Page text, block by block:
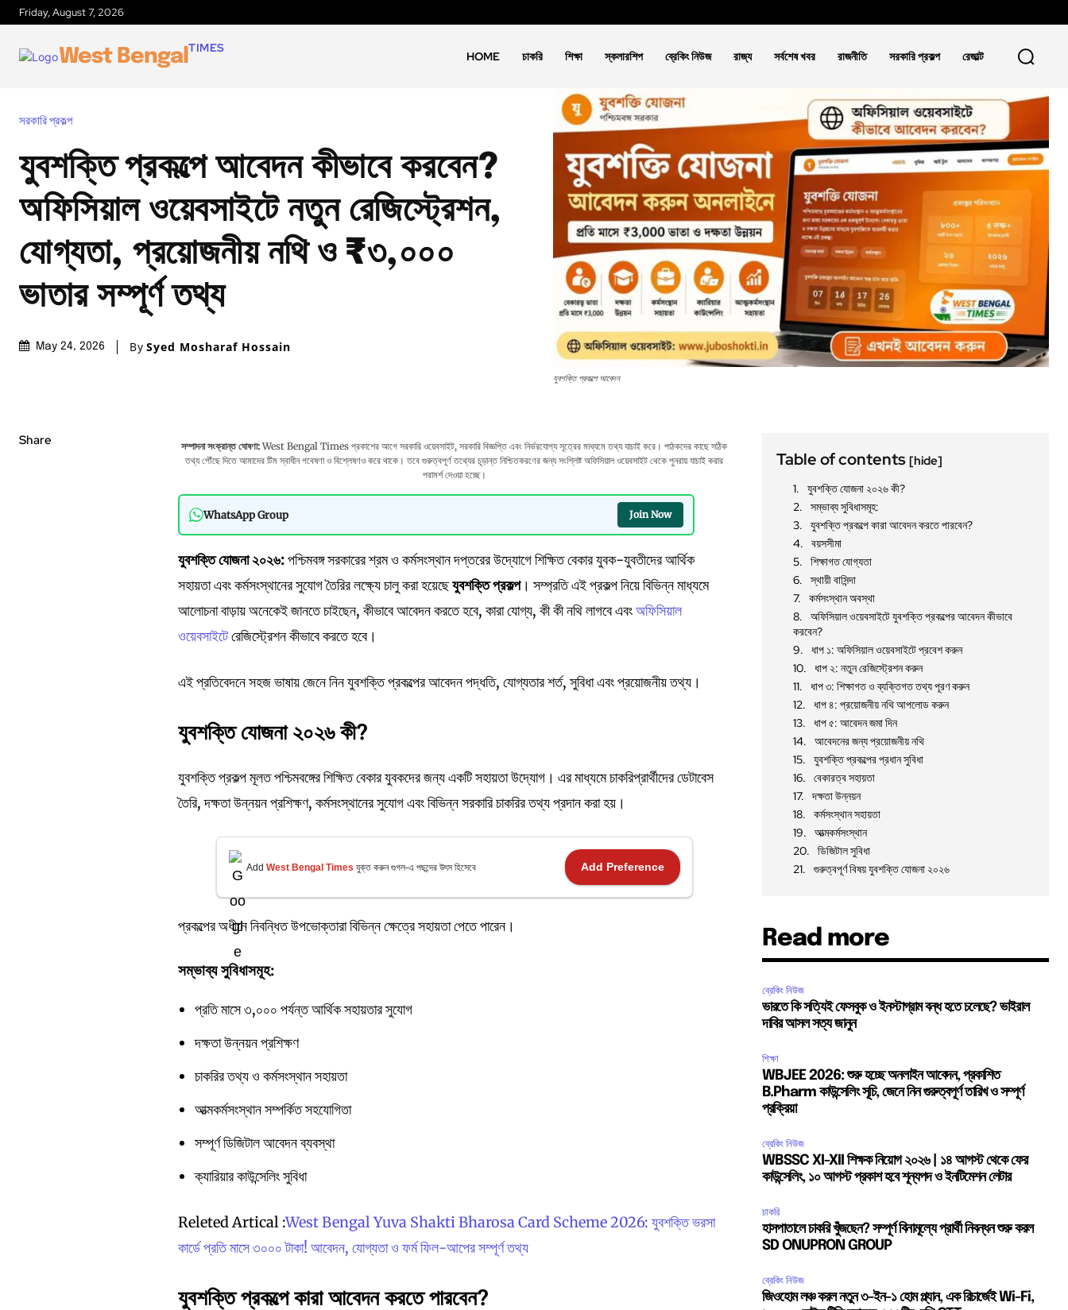
Friday, August 7, 2026
West Bengal TIMES
HOME চাকরি শিক্ষা স্কলারশিপ ব্রেকিং নিউজ রাজ্য সর্বশেষ খবর রাজনীতি সরকারি প্রকল্প রেজাল্ট
সরকারি প্রকল্প
যুবশক্তি প্রকল্পে আবেদন কীভাবে করবেন?
অফিসিয়াল ওয়েবসাইটে নতুন রেজিস্ট্রেশন,
যোগ্যতা, প্রয়োজনীয় নথি ও ₹৩,০০০
ভাতার সম্পূর্ণ তথ্য
May 24, 2026 By Syed Mosharaf Hossain
যুবশক্তি প্রকল্পে আবেদন
Share সম্পাদনা সংক্রান্ত ঘোষণা:West Bengal Times প্রকাশের আগে সরকারি ওয়েবসাইট, সরকারি বিজ্ঞপ্তি এবং নির্ভরযোগ্য সূত্রের মাধ্যমে তথ্য যাচাই করে। পাঠকদের কাছে সঠিক
তথ্য পৌঁছে দিতে আমাদের টিম স্বাধীন গবেষণা ও বিশ্লেষণও করে থাকে। তবে গুরুত্বপূর্ণ তথ্যের চূড়ান্ত নিশ্চিতকরণের জন্য সংশ্লিষ্ট অফিসিয়াল ওয়েবসাইট থেকে পুনরায় যাচাই করার
পরামর্শ দেওয়া হচ্ছে।
WhatsApp Group Join Now
যুবশক্তি যোজনা ২০২৬:পশ্চিমবঙ্গ সরকারের শ্রম ও কর্মসংস্থান দপ্তরের উদ্যোগে শিক্ষিত বেকার যুবক-যুবতীদের আর্থিক
সহায়তা এবং কর্মসংস্থানের সুযোগ তৈরির লক্ষ্যে চালু করা হয়েছেযুবশক্তি প্রকল্প। সম্প্রতি এই প্রকল্প নিয়ে বিভিন্ন মাধ্যমে
আলোচনা বাড়ায় অনেকেই জানতে চাইছেন, কীভাবে আবেদন করতে হবে, কারা যোগ্য, কী কী নথি লাগবে এবংঅফিসিয়াল
ওয়েবসাইটেরেজিস্ট্রেশন কীভাবে করতে হবে।
এই প্রতিবেদনে সহজ ভাষায় জেনে নিন যুবশক্তি প্রকল্পের আবেদন পদ্ধতি, যোগ্যতার শর্ত, সুবিধা এবং প্রয়োজনীয় তথ্য।
যুবশক্তি যোজনা ২০২৬ কী?
যুবশক্তি প্রকল্প মূলত পশ্চিমবঙ্গের শিক্ষিত বেকার যুবকদের জন্য একটি সহায়তা উদ্যোগ। এর মাধ্যমে চাকরিপ্রার্থীদের ডেটাবেস
তৈরি, দক্ষতা উন্নয়ন প্রশিক্ষণ, কর্মসংস্থানের সুযোগ এবং বিভিন্ন সরকারি চাকরির তথ্য প্রদান করা হয়।
Add West Bengal Times যুক্ত করুন গুগল-এ পছন্দের উৎস হিসেবে Add Preference
প্রকল্পের অধীনে নিবন্ধিত উপভোক্তারা বিভিন্ন ক্ষেত্রে সহায়তা পেতে পারেন।
সম্ভাব্য সুবিধাসমূহ:
প্রতি মাসে ৩,০০০ পর্যন্ত আর্থিক সহায়তার সুযোগ
দক্ষতা উন্নয়ন প্রশিক্ষণ
চাকরির তথ্য ও কর্মসংস্থান সহায়তা
আত্মকর্মসংস্থান সম্পর্কিত সহযোগিতা
সম্পূর্ণ ডিজিটাল আবেদন ব্যবস্থা
ক্যারিয়ার কাউন্সেলিং সুবিধা
Releted Artical :West Bengal Yuva Shakti Bharosa Card Scheme 2026: যুবশক্তি ভরসা
কার্ডে প্রতি মাসে ৩০০০ টাকা! আবেদন, যোগ্যতা ও ফর্ম ফিল-আপের সম্পূর্ণ তথ্য
যুবশক্তি প্রকল্পে কারা আবেদন করতে পারবেন?
Table of contents[hide]
যুবশক্তি যোজনা ২০২৬ কী?
সম্ভাব্য সুবিধাসমূহ:
যুবশক্তি প্রকল্পে কারা আবেদন করতে পারবেন?
বয়সসীমা
শিক্ষাগত যোগ্যতা
স্থায়ী বাসিন্দা
কর্মসংস্থান অবস্থা
অফিসিয়াল ওয়েবসাইটে যুবশক্তি প্রকল্পের আবেদন কীভাবে
করবেন?
ধাপ ১: অফিসিয়াল ওয়েবসাইটে প্রবেশ করুন
ধাপ ২: নতুন রেজিস্ট্রেশন করুন
ধাপ ৩: শিক্ষাগত ও ব্যক্তিগত তথ্য পূরণ করুন
ধাপ ৪: প্রয়োজনীয় নথি আপলোড করুন
ধাপ ৫: আবেদন জমা দিন
আবেদনের জন্য প্রয়োজনীয় নথি
যুবশক্তি প্রকল্পের প্রধান সুবিধা
বেকারত্ব সহায়তা
দক্ষতা উন্নয়ন
কর্মসংস্থান সহায়তা
আত্মকর্মসংস্থান
ডিজিটাল সুবিধা
গুরুত্বপূর্ণ বিষয় যুবশক্তি যোজনা ২০২৬
Read more
ব্রেকিং নিউজ
ভারতে কি সত্যিই ফেসবুক ও ইনস্টাগ্রাম বন্ধ হতে চলেছে? ভাইরাল
দাবির আসল সত্য জানুন
শিক্ষা
WBJEE 2026: শুরু হচ্ছে অনলাইন আবেদন, প্রকাশিত
B.Pharm কাউন্সেলিং সূচি, জেনে নিন গুরুত্বপূর্ণ তারিখ ও সম্পূর্ণ
প্রক্রিয়া
ব্রেকিং নিউজ
WBSSC XI-XII শিক্ষক নিয়োগ ২০২৬ | ১৪ আগস্ট থেকে ফের
কাউন্সেলিং, ১০ আগস্ট প্রকাশ হবে শূন্যপদ ও ইনটিমেশন লেটার
চাকরি
হাসপাতালে চাকরি খুঁজছেন? সম্পূর্ণ বিনামূল্যে প্রার্থী নিবন্ধন শুরু করল
SD ONUPRON GROUP
ব্রেকিং নিউজ
জিওহোম লঞ্চ করল নতুন ৩-ইন-১ হোম প্ল্যান, এক রিচার্জেই Wi-Fi,